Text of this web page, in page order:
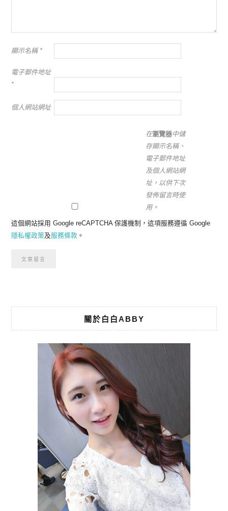
顯示名稱 *
電子郵件地址
*
個人網站網址
在瀏覽器中儲
存顯示名稱、
電子郵件地址
及個人網站網
址，以供下次
發佈留言時使
用。
這個網站採用 Google reCAPTCHA 保護機制，這項服務遵循 Google
隱私權政策及服務條款 。
關於白白ABBY